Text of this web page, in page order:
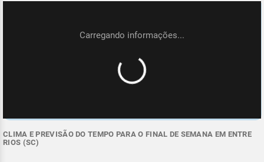
CLIMA E PREVISÃO DO TEMPO PARA O FINAL DE SEMANA EM ENTRE
RIOS (SC)